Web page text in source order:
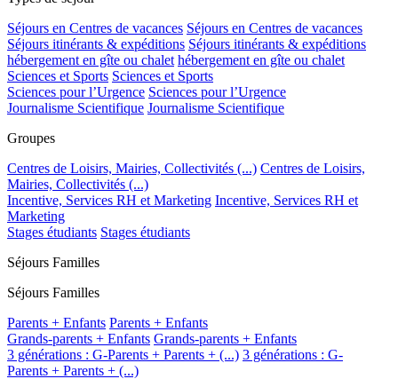
Séjours en Centres de vacances Séjours en Centres de vacances
Séjours itinérants & expéditions Séjours itinérants & expéditions
hébergement en gîte ou chalet hébergement en gîte ou chalet
Sciences et Sports Sciences et Sports
Sciences pour l’Urgence Sciences pour l’Urgence
Journalisme Scientifique Journalisme Scientifique
Groupes
Centres de Loisirs, Mairies, Collectivités (...) Centres de Loisirs,
Mairies, Collectivités (...)
Incentive, Services RH et Marketing Incentive, Services RH et
Marketing
Stages étudiants Stages étudiants
Séjours Familles
Séjours Familles
Parents + Enfants Parents + Enfants
Grands-parents + Enfants Grands-parents + Enfants
3 générations : G-Parents + Parents + (...) 3 générations : G-
Parents + Parents + (...)